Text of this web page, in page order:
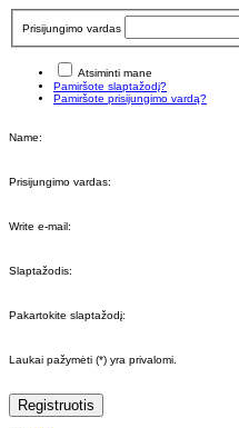
Prisijungimo vardas
Atsiminti mane
Pamiršote slaptažodį?
Pamiršote prisijungimo vardą?
Name:
Prisijungimo vardas:
Write e-mail:
Slaptažodis:
Pakartokite slaptažodį:
Laukai pažymėti (*) yra privalomi.
Registruotis